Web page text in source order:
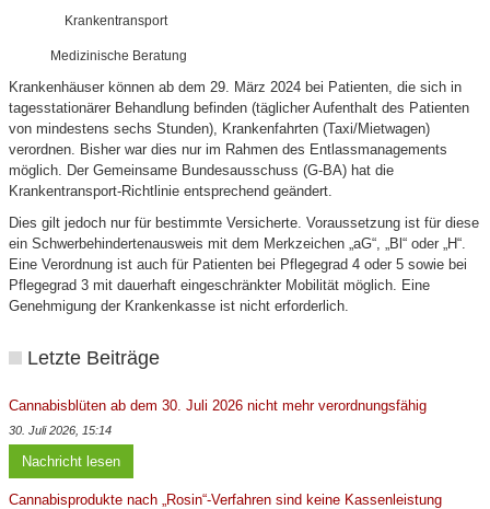
Krankentransport
Medizinische Beratung
Krankenhäuser können ab dem 29. März 2024 bei Patienten, die sich in
tagesstationärer Behandlung befinden (täglicher Aufenthalt des Patienten
von mindestens sechs Stunden), Krankenfahrten (Taxi/Mietwagen)
verordnen. Bisher war dies nur im Rahmen des Entlassmanagements
möglich. Der Gemeinsame Bundesausschuss (G-BA) hat die
Krankentransport-Richtlinie entsprechend geändert.
Dies gilt jedoch nur für bestimmte Versicherte. Voraussetzung ist für diese
ein Schwerbehindertenausweis mit dem Merkzeichen „aG“, „Bl“ oder „H“.
Eine Verordnung ist auch für Patienten bei Pflegegrad 4 oder 5 sowie bei
Pflegegrad 3 mit dauerhaft eingeschränkter Mobilität möglich. Eine
Genehmigung der Krankenkasse ist nicht erforderlich.
Letzte Beiträge
Cannabisblüten ab dem 30. Juli 2026 nicht mehr verordnungsfähig
30. Juli 2026, 15:14
Nachricht lesen
Cannabisprodukte nach „Rosin“-Verfahren sind keine Kassenleistung